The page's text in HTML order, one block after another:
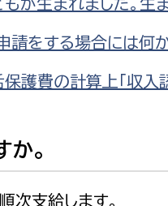
会計管理者
生まれました。生
をする場合には何
護費の計算上「収入
。
支給します。